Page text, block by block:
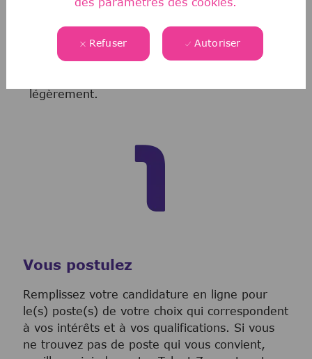
Refuser Autoriser
RECRUTEMENT
En fonction du poste (niveau, domaine
légèrement.
Vous postulez
Remplissez votre candidature en ligne pour
le(s) poste(s) de votre choix qui correspondent
à vos intérêts et à vos qualifications. Si vous
ne trouvez pas de poste qui vous convient,